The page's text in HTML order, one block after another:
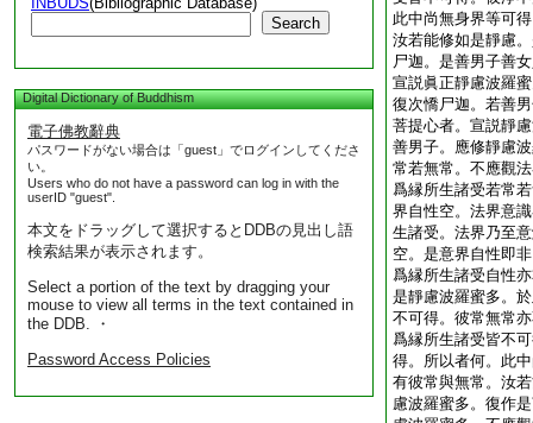
Search
Digital Dictionary of Buddhism
電子佛教辭典
パスワードがない場合は「guest」でログインしてくださ
い。
Users who do not have a password can log in with the
userID "guest".
本文をドラッグして選択するとDDBの見出し語
検索結果が表示されます。
Select a portion of the text by dragging your
mouse to view all terms in the text contained in
the DDB. ・
Password Access Policies
此中尚無身界等可
汝若能修如是靜慮
尸迦。是善男子善
宣説眞正靜慮波羅
復次憍尸迦。若善
菩提心者。宣説靜
善男子。應修靜慮
常若無常。不應觀
爲縁所生諸受若常
界自性空。法界意
生諸受。法界乃至
空。是意界自性即
爲縁所生諸受自性
是靜慮波羅蜜多。
不可得。彼常無常
爲縁所生諸受皆不
得。所以者何。此
有彼常與無常。汝
慮波羅蜜多。復作